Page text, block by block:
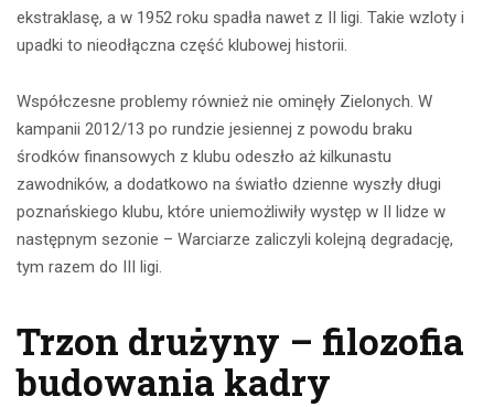
ekstraklasę, a w 1952 roku spadła nawet z II ligi. Takie wzloty i
upadki to nieodłączna część klubowej historii.
Współczesne problemy również nie ominęły Zielonych. W
kampanii 2012/13 po rundzie jesiennej z powodu braku
środków finansowych z klubu odeszło aż kilkunastu
zawodników, a dodatkowo na światło dzienne wyszły długi
poznańskiego klubu, które uniemożliwiły występ w II lidze w
następnym sezonie – Warciarze zaliczyli kolejną degradację,
tym razem do III ligi.
Trzon drużyny – filozofia
budowania kadry